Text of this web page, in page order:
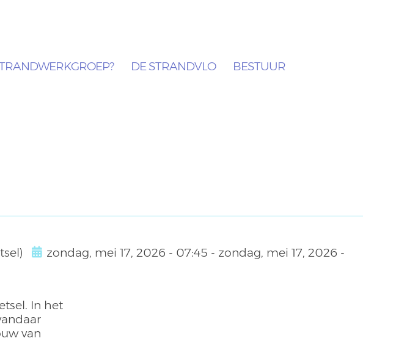
DE STRANDVLO
BESTUUR
zondag, mei 17, 2026 - 07:45 - zondag, mei 17, 2026 -
In het
van